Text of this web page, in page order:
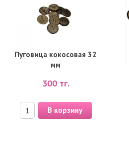
Пуговица кокосовая 32
мм
300тг.
В корзину